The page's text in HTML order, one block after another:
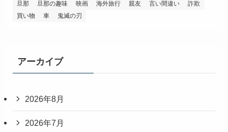
旦那
旦那の趣味 映画 海外旅行 親友 言い間違い
詐欺
買い物
車 鬼滅の刃
アーカイブ
2026年8月
2026年7月